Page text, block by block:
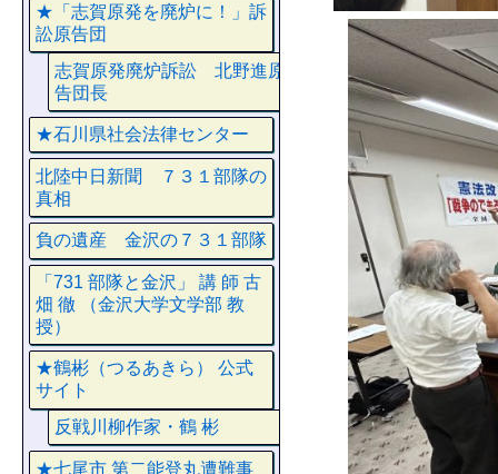
★「志賀原発を廃炉に！」訴
訟原告団
志賀原発廃炉訴訟 北野進原
告団長
★石川県社会法律センター
北陸中日新聞 ７３１部隊の
真相
負の遺産 金沢の７３１部隊
「731 部隊と金沢」 講 師 古
畑 徹 （金沢大学文学部 教
授）
★鶴彬（つるあきら） 公式
サイト
反戦川柳作家・鶴 彬
★七尾市 第二能登丸遭難事